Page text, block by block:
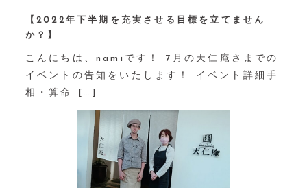
【2022年下半期を充実させる目標を立てません
か？】⁡
こんにちは、namiです！ 7月の天仁庵さまでの
イベントの告知をいたします！ イベント詳細手
相・算命 […]